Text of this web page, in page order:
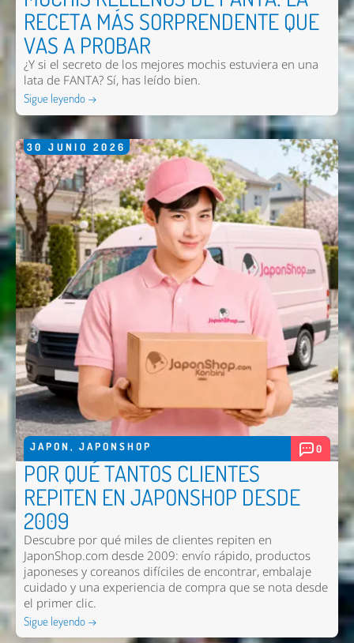
RECETA MÁS SORPRENDENTE QUE
VAS A PROBAR
¿Y si el secreto de los mejores mochis estuviera en una
lata de FANTA? Sí, has leído bien.
Sigue leyendo →
30 JUNIO 2026
JAPON , JAPONSHOP 0
POR QUÉ TANTOS CLIENTES
REPITEN EN JAPONSHOP DESDE
2009
Descubre por qué miles de clientes repiten en
JaponShop.com desde 2009: envío rápido, productos
japoneses y coreanos difíciles de encontrar, embalaje
cuidado y una experiencia de compra que se nota desde
el primer clic.
Sigue leyendo →